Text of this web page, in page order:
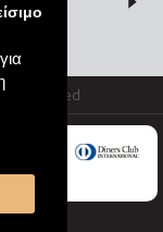
reserved